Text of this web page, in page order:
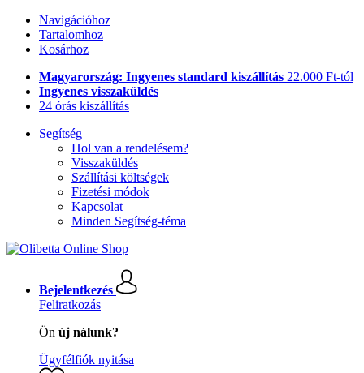
Navigációhoz
Tartalomhoz
Kosárhoz
Magyarország: Ingyenes standard kiszállítás 22.000 Ft-tól
Ingyenes visszaküldés
24 órás kiszállítás
Segítség
Hol van a rendelésem?
Visszaküldés
Szállítási költségek
Fizetési módok
Kapcsolat
Minden Segítség-téma
Bejelentkezés
Feliratkozás
Ön új nálunk?
Ügyfélfiók nyitása